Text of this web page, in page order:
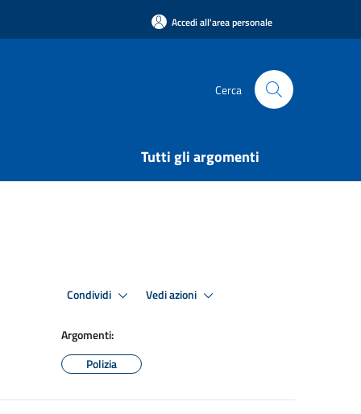
Accedi all'area personale
Cerca
Tutti gli argomenti
Condividi Vedi azioni
Argomenti:
Polizia